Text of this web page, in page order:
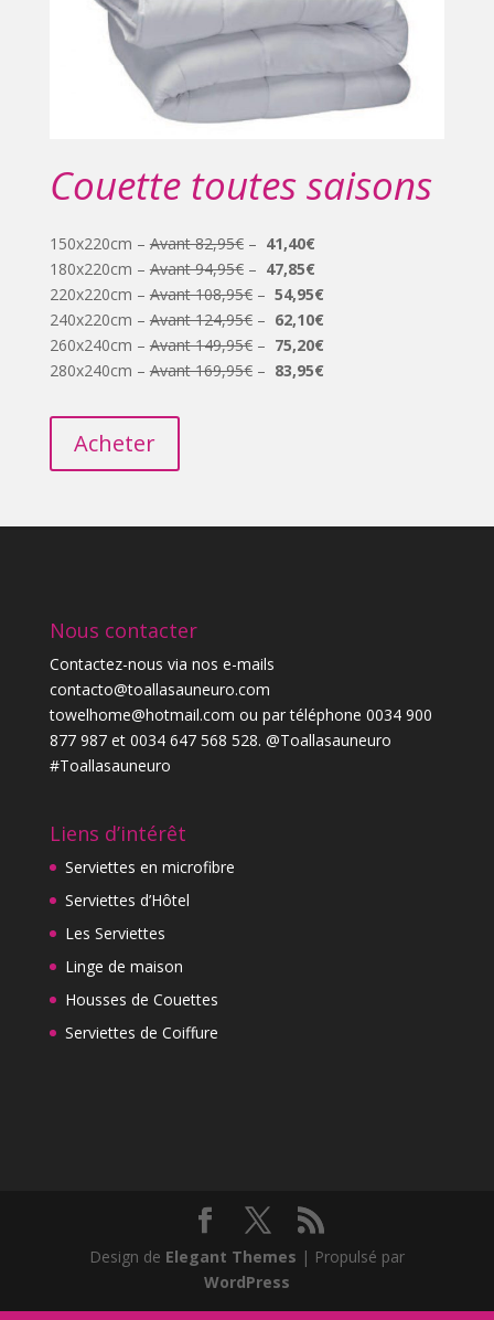
Couette toutes saisons
150x220cm –Avant 82,95€– 41,40€
180x220cm –Avant 94,95€– 47,85€
220x220cm –Avant 108,95€– 54,95€
240x220cm –Avant 124,95€– 62,10€
260x240cm –Avant 149,95€– 75,20€
280x240cm –Avant 169,95€– 83,95€
Acheter
Nous contacter
Contactez-nous via nos e-mails
contacto@toallasauneuro.com
towelhome@hotmail.com ou par téléphone 0034 900
877 987 et 0034 647 568 528. @Toallasauneuro
#Toallasauneuro
Liens d’intérêt
Serviettes en microfibre
Serviettes d’Hôtel
Les Serviettes
Linge de maison
Housses de Couettes
Serviettes de Coiffure
Design de Elegant Themes | Propulsé par
WordPress